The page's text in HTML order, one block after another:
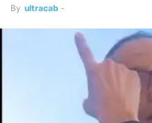
By ultracab -